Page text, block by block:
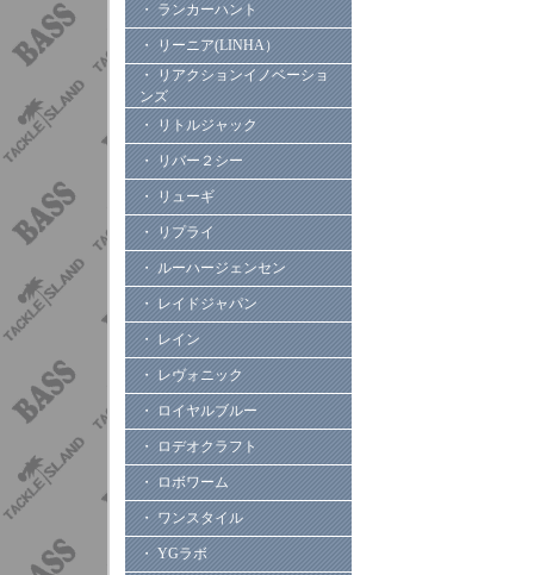
・ ランカーハント
・ リーニア(LINHA）
・ リアクションイノベーショ
ンズ
・ リトルジャック
・ リバー２シー
・ リューギ
・ リプライ
・ ルーハージェンセン
・ レイドジャパン
・ レイン
・ レヴォニック
・ ロイヤルブルー
・ ロデオクラフト
・ ロボワーム
・ ワンスタイル
・ YGラボ